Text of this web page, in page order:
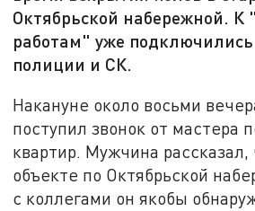
Октябрьской набережной.
работам" уже подключились
полиции и СК.
Накануне около восьми
поступил звонок от мастера
квартир. Мужчина рассказал,
объекте по Октябрьской
с коллегами он якобы